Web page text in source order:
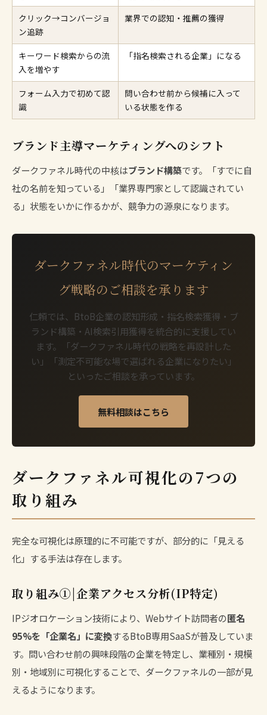
クリック→コンバージョ
ン追跡
業界での認知・推薦の獲得
キーワード検索からの流
入を増やす
「指名検索される企業」になる
フォーム入力で初めて認
識
問い合わせ前から候補に入って
いる状態を作る
ブランド主導マーケティングへのシフト
ダークファネル時代の中核はブランド構築です。「すでに自
社の名前を知っている」「業界専門家として認識されてい
る」状態をいかに作るかが、競争力の源泉になります。
ダークファネル時代のマーケティン
グ戦略のご相談を承ります
仁頼では、BtoB企業の認知形成・指名検索獲得・ブ
ランド構築・AI検索引用獲得を統合的に支援してい
ます。「ダークファネル時代の戦略を再設計した
い」「測定不可能な場で選ばれる企業になりたい」
といったご相談を承っています。
無料相談はこちら
ダークファネル可視化の7つの
取り組み
完全な可視化は原理的に不可能ですが、部分的に「見える
化」する手法は存在します。
取り組み①|企業アクセス分析(IP特定)
IPジオロケーション技術により、Webサイト訪問者の匿名
95%を「企業名」に変換するBtoB専用SaaSが普及していま
す。問い合わせ前の興味段階の企業を特定し、業種別・規模
別・地域別に可視化することで、ダークファネルの一部が見
えるようになります。